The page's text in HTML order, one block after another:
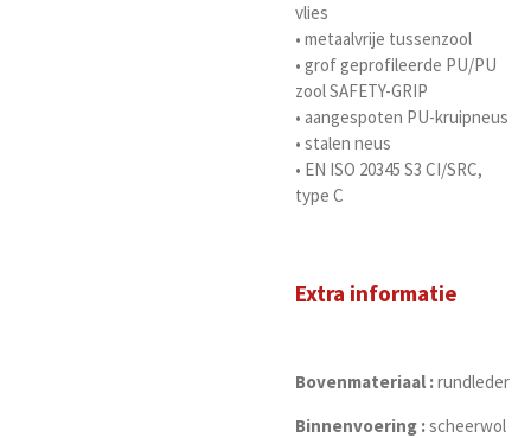
vlies
• metaalvrije tussenzool
• grof geprofileerde PU/PU
zool SAFETY-GRIP
• aangespoten PU-kruipneus
• stalen neus
• EN ISO 20345 S3 CI/SRC,
type C
Extra informatie
Bovenmateriaal :rundleder
Binnenvoering :scheerwol